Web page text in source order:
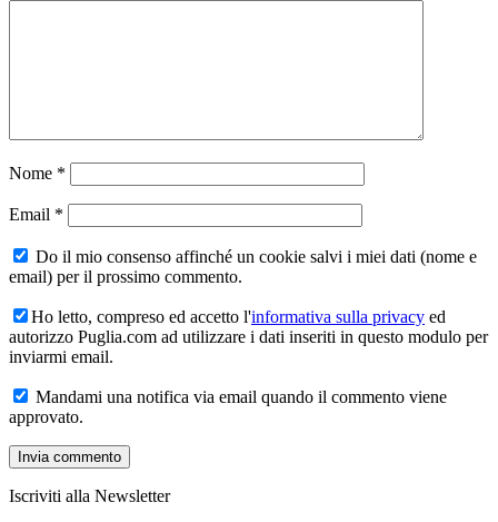
Nome *
Email *
Do il mio consenso affinché un cookie salvi i miei dati (nome e
email) per il prossimo commento.
Ho letto, compreso ed accetto l'informativa sulla privacy ed
autorizzo Puglia.com ad utilizzare i dati inseriti in questo modulo per
inviarmi email.
Mandami una notifica via email quando il commento viene
approvato.
Iscriviti alla Newsletter